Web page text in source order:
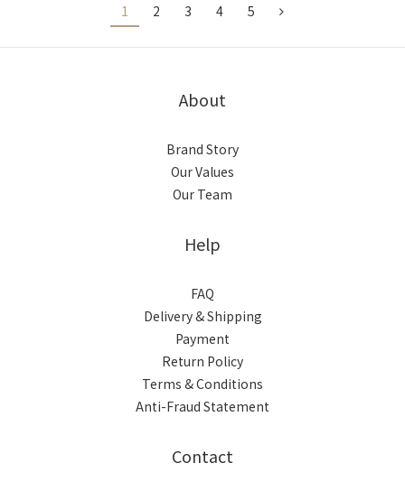
1 2 3 4 5
About
Brand Story
Our Values
Our Team
Help
FAQ
Delivery & Shipping
Payment
Return Policy
Terms & Conditions
Anti-Fraud Statement
Contact